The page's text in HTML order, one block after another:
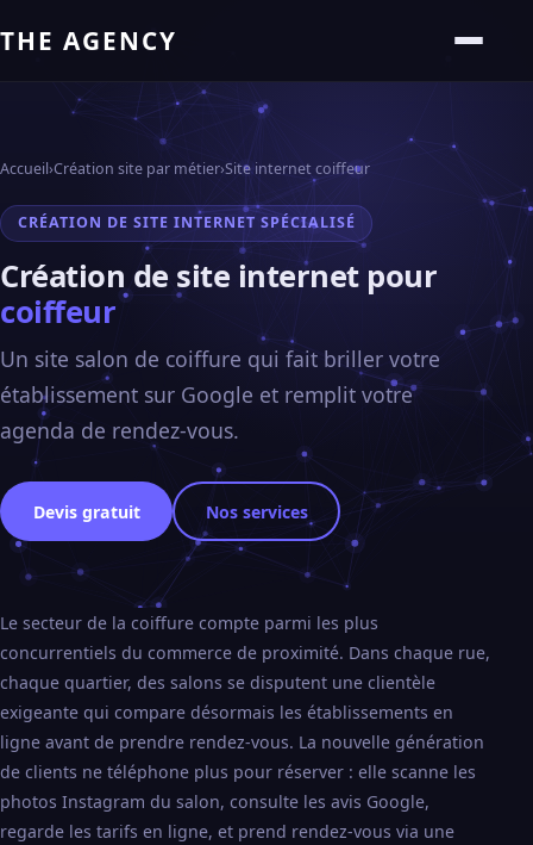
THE AGENCY
Accueil›Création site par métier›Site internet coiffeur
CRÉATION DE SITE INTERNET SPÉCIALISÉ
Création de site internet pour
coiffeur
Un site salon de coiffure qui fait briller votre
établissement sur Google et remplit votre
agenda de rendez-vous.
Devis gratuit Nos services
Le secteur de la coiffure compte parmi les plus
concurrentiels du commerce de proximité. Dans chaque rue,
chaque quartier, des salons se disputent une clientèle
exigeante qui compare désormais les établissements en
ligne avant de prendre rendez-vous. La nouvelle génération
de clients ne téléphone plus pour réserver : elle scanne les
photos Instagram du salon, consulte les avis Google,
regarde les tarifs en ligne, et prend rendez-vous via une